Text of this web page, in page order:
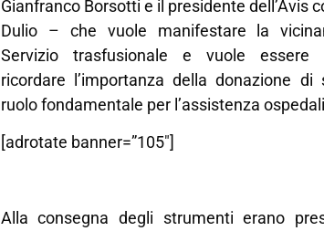
Gianfranco Borsotti e il presidente dell’Avis
Dulio – che vuole manifestare la
Servizio trasfusionale e vuole essere
ricordare l’importanza della donazione
ruolo fondamentale per l’assistenza
[adrotate banner=”105″]
Alla consegna degli strumenti erano